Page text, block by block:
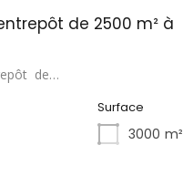
de 2500 m² à
de…
Surface
3000 m²